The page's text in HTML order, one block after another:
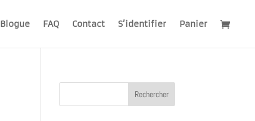
Blogue FAQ Contact S’identifier Panier